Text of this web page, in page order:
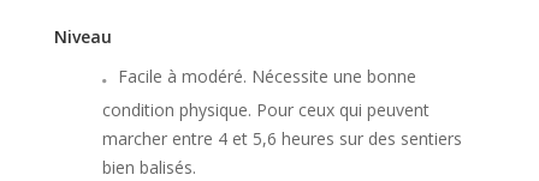
Niveau
Facile à modéré. Nécessite une bonne
condition physique. Pour ceux qui peuvent
marcher entre 4 et 5,6 heures sur des sentiers
bien balisés.